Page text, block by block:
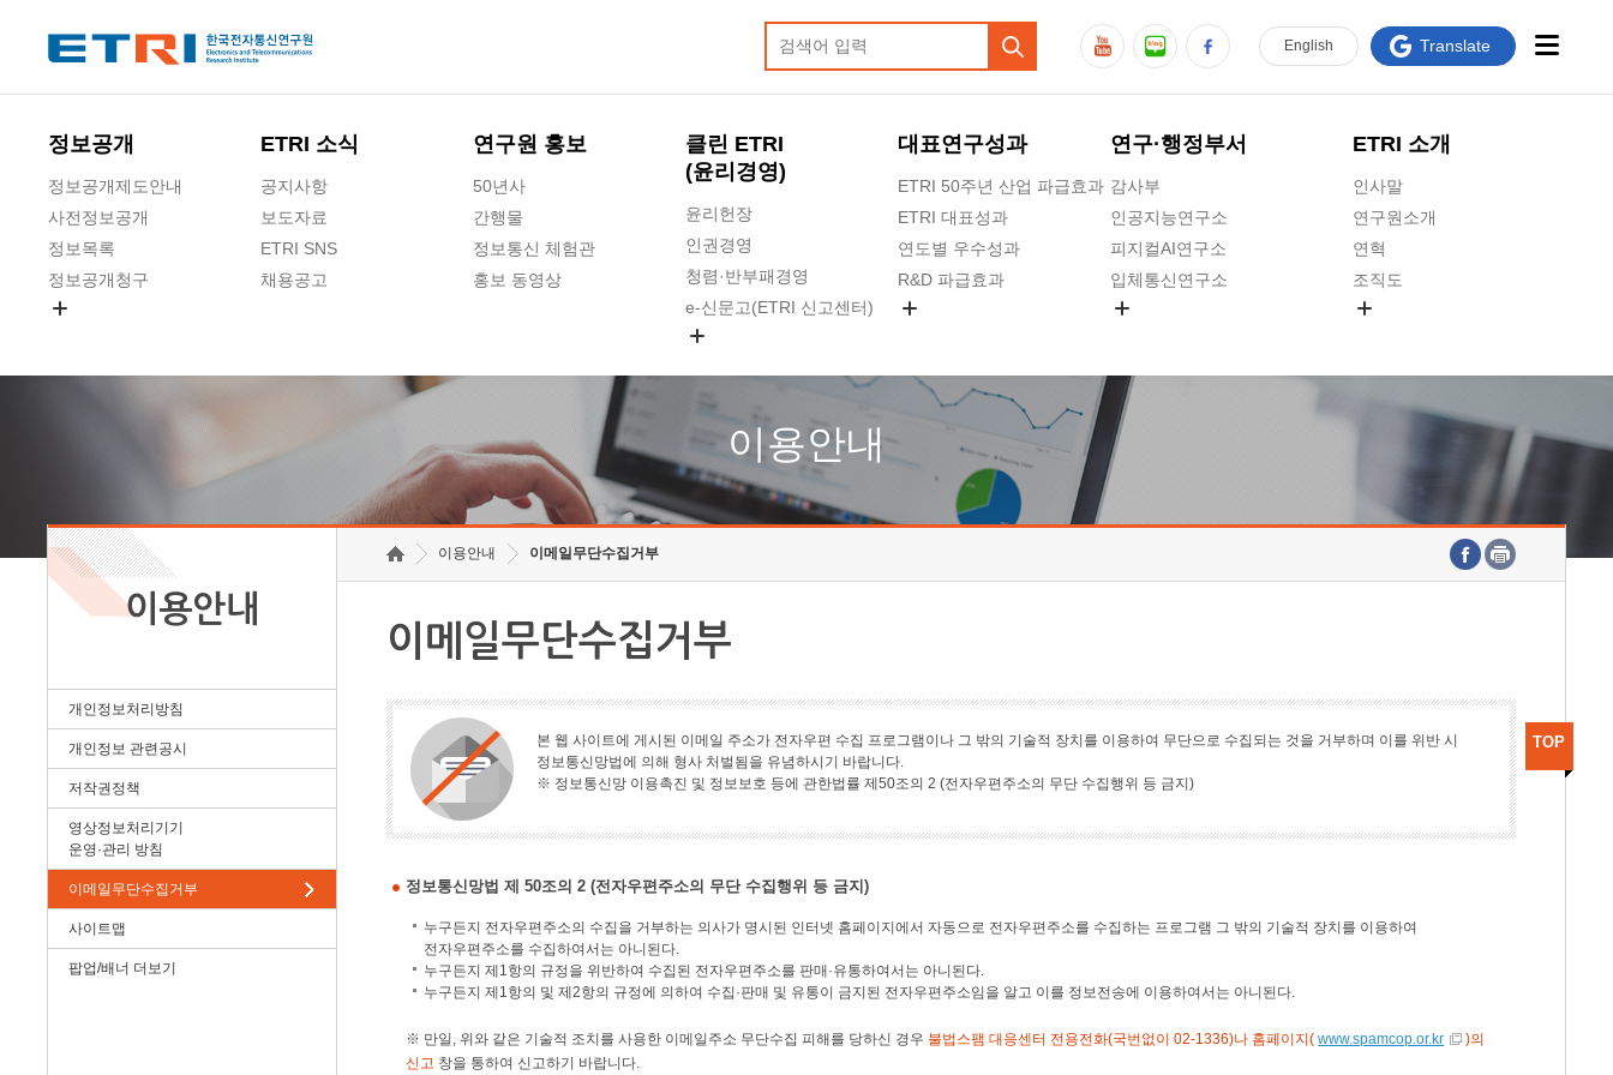
정보공개
정보공개제도안내
사전정보공개
정보목록
정보공개청구
ETRI 소식
공지사항
보도자료
ETRI SNS
채용공고
연구원 홍보
50년사
간행물
정보통신 체험관
홍보 동영상
클린 ETRI
(윤리경영)
윤리헌장
인권경영
청렴·반부패경영
e-신문고(ETRI 신고센터)
청렴포털 신고
고객의소리
수의계약 현황
부패징계 현황
감사결과공개
대표연구성과
ETRI 50주년 산업 파급효과
ETRI 대표성과
연도별 우수성과
R&D 파급효과
연구·행정부서
감사부
인공지능연구소
피지컬AI연구소
입체통신연구소
ICT전략연구소
인공지능안전연구소
우주항공반도체전략연구단
대경권연구본부
호남권연구본부
기획본부
ETRI 소개
인사말
연구원소개
연혁
조직도
연구원 고객헌장
ETRI CI
찾아오시는길
English Translate
이용안내
이용안내
개인정보처리방침
개인정보 관련공시
저작권정책
영상정보처리기기
운영·관리 방침
이메일무단수집거부
사이트맵
팝업/배너 더보기
이용안내 이메일무단수집거부
이메일무단수집거부
본 웹 사이트에 게시된 이메일 주소가 전자우편 수집 프로그램이나 그 밖의 기술적 장치를 이용하여 무단으로 수집되는 것을 거부하며 이를 위반 시
정보통신망법에 의해 형사 처벌됨을 유념하시기 바랍니다.
※ 정보통신망 이용촉진 및 정보보호 등에 관한법률 제50조의 2 (전자우편주소의 무단 수집행위 등 금지)
정보통신망법 제 50조의 2 (전자우편주소의 무단 수집행위 등 금지)
누구든지 전자우편주소의 수집을 거부하는 의사가 명시된 인터넷 홈페이지에서 자동으로 전자우편주소를 수집하는 프로그램 그 밖의 기술적 장치를 이용하여
전자우편주소를 수집하여서는 아니된다.
누구든지 제1항의 규정을 위반하여 수집된 전자우편주소를 판매·유통하여서는 아니된다.
누구든지 제1항의 및 제2항의 규정에 의하여 수집·판매 및 유통이 금지된 전자우편주소임을 알고 이를 정보전송에 이용하여서는 아니된다.
※ 만일, 위와 같은 기술적 조치를 사용한 이메일주소 무단수집 피해를 당하신 경우 불법스팸 대응센터 전용전화(국번없이 02-1336)나 홈페이지(www.spamcop.or.kr
)의
신고 창을 통하여 신고하기 바랍니다.
TOP